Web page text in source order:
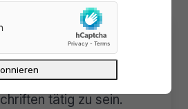
im Jahr 2000 an, als
verschiedene
tätig zu sein.